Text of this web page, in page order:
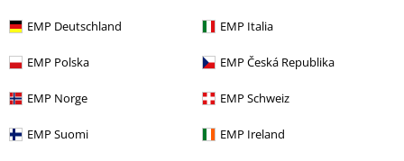
EMP Deutschland EMP Italia
EMP Polska EMP Česká Republika
EMP Norge EMP Schweiz
EMP Suomi EMP Ireland
Lynton
Lonsdale London
Powerslave Line Drawing pocket